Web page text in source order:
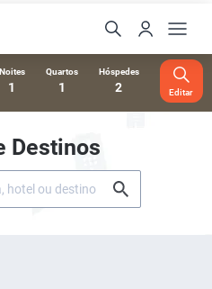
Noites
1
Quartos
1
Hóspedes
2 Editar
Destinos